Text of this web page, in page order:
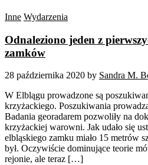
Inne Wydarzenia
Odnaleziono jeden z
zamków
28 października 2020 by Sandra M.
W Elblągu prowadzone są
krzyżackiego. Poszukiwania
Badania georadarem pozwoliły na
krzyżackiej warowni. Jak udało się
elbląskiego zamku miało 15 metrów
był. Oczywiście dominujące teorie
rejonie, ale teraz […]